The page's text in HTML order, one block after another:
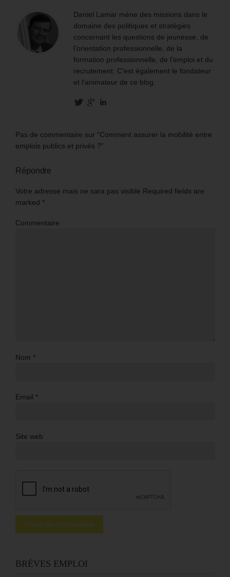
Daniel Lamar mène des missions dans le
domaine des politiques et stratégies
concernant les questions de jeunesse, de
l’orientation professionnelle, de la
formation professionnelle, de l’emploi et du
recrutement. C'est également le fondateur
et l'animateur de ce blog.
Pas de commentaire sur “Comment assurer la mobilité entre
emplois publics et privés ?”
Répondre
Votre adresse mais ne sara pas visible Required fields are
marked *
Commentaire
Nom *
Email *
Site web
BRÈVES EMPLOI